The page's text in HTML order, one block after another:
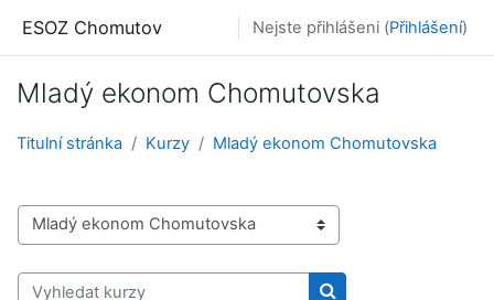
ESOZ Chomutov Nejste přihlášeni (Přihlášení)
Mladý ekonom Chomutovska
Titulní stránka Kurzy Mladý ekonom Chomutovska
Kategorie kurzů
Vyhledat kurzy